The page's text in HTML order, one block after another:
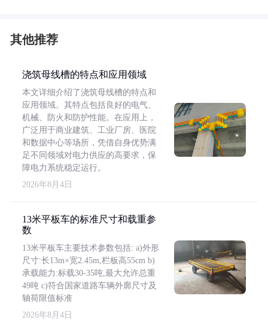
其他推荐
浇筑母线槽的特点和应用领域
本文详细介绍了浇筑母线槽的特点和
应用领域。其特点包括良好的电气、
机械、防火和防护性能。在应用上，
广泛用于商业建筑、工业厂房、医院
和数据中心等场所，凭借自身优势满
足不同领域对电力供应的高要求，保
障电力系统稳定运行。
2026年8月4日
13米平板车的标准尺寸和载重参
数
13米平板车主要技术参数包括: a)外形
尺寸:长13m×宽2.45m,栏板高55cm b)
承载能力:标载30-35吨,最大允许总重
49吨 c)符合国家道路车辆外廓尺寸及
轴荷限值标准
2026年8月4日